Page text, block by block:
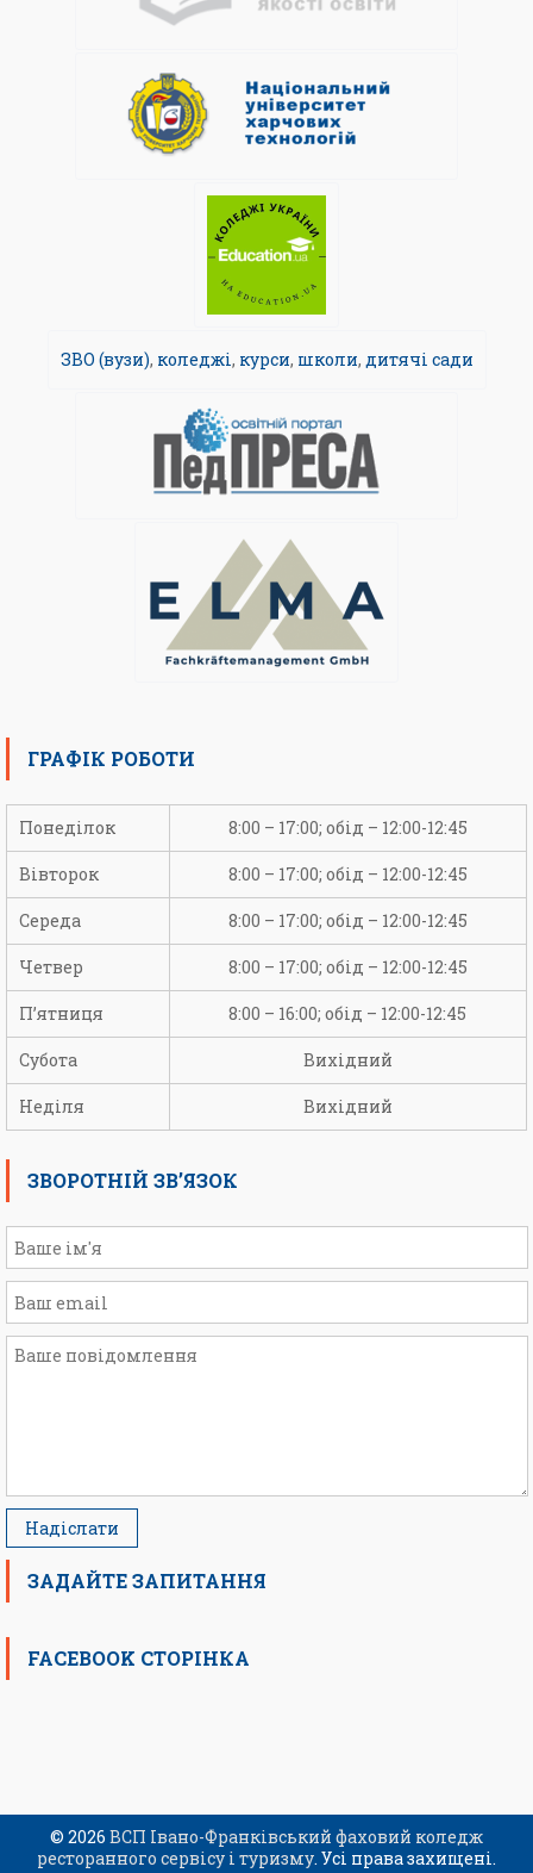
ЗВО (вузи), коледжі, курси, школи, дитячі сади
ГРАФІК РОБОТИ
Понеділок 8:00 – 17:00; обід – 12:00-12:45
Вівторок 8:00 – 17:00; обід – 12:00-12:45
Середа 8:00 – 17:00; обід – 12:00-12:45
Четвер 8:00 – 17:00; обід – 12:00-12:45
П’ятниця 8:00 – 16:00; обід – 12:00-12:45
Субота Вихідний
Неділя Вихідний
ЗВОРОТНІЙ ЗВ’ЯЗОК
ЗАДАЙТЕ ЗАПИТАННЯ
FACEBOOK СТОРІНКА
© 2026 ВСП Івано-Франківський фаховий коледж
ресторанного сервісу і туризму. Усі права захищені.